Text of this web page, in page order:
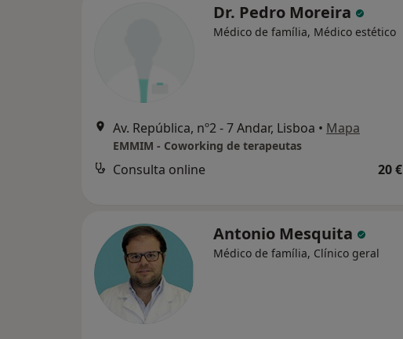
Dr. Pedro Moreira
Médico de família, Médico estético
Av. República, nº2 - 7 Andar, Lisboa • Mapa
EMMIM - Coworking de terapeutas
Consulta online 20 €
Antonio Mesquita
Médico de família, Clínico geral